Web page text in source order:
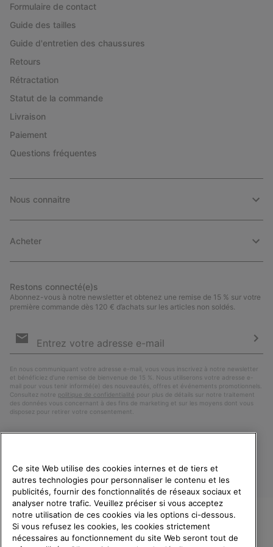
Formulaire de contact
Guide des tailles
Guide d'entretien des chaussures
Retours
Rétractation
Statut de la commande
Livraison
Paiement
Questions fréquentes
Nous connaitre
Acheter
Restons connecté(e)s
Abonnez-vous à notre newsletter et obtenez une remise de 15 % sur votre
première commande dès 120 € d’achats sur les articles non soldés.
par
En nous communiquant votre adresse e-mail, vous vous inscrivez à notre newsletter
et bénéficiez d’une remise de bienvenue de 15 %. Nous utiliserons votre adresse e-
mail pour vous tenir informé(e) des nouveautés, offres et événements promotionnels.
Consultez notre politique de confidentialité pour plus de détails sur notre traitement
des données vous concernant à des fins de marketing et sur les moyens dont vous
disposez pour retirer votre consentement.
France
BIENVENUE CHEZ SOREL.
Ce site Web utilise des cookies internes et de tiers et
autres technologies pour personnaliser le contenu et les
publicités, fournir des fonctionnalités de réseaux sociaux et
analyser notre trafic. Veuillez préciser si vous acceptez
notre utilisation de ces cookies via les options ci-dessous.
Si vous refusez les cookies, les cookies strictement
nécessaires au fonctionnement du site Web seront tout de